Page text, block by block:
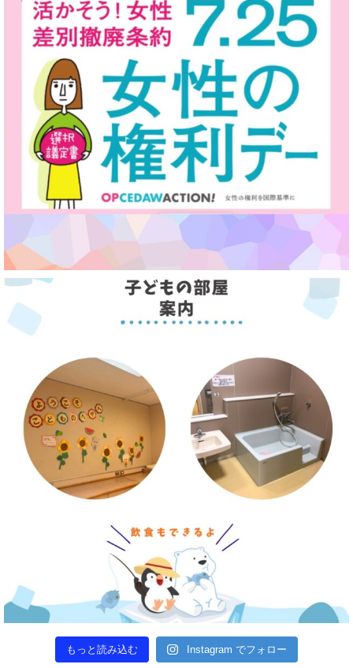
もっと読み込む Instagram でフォロー